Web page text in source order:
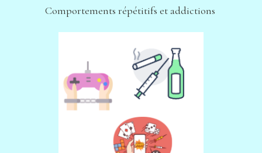
Comportements répétitifs et addictions